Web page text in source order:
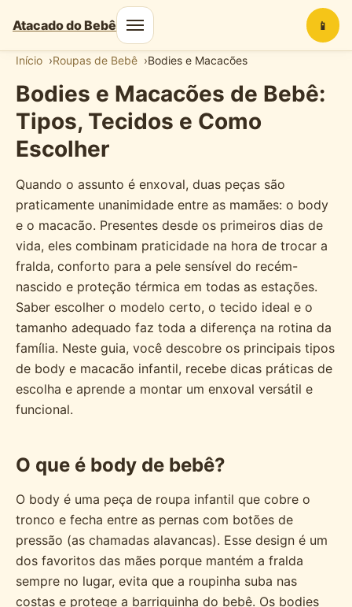
Atacado do Bebê 📱
Início Roupas de Bebê Bodies e Macacões
Bodies e Macacões de Bebê:
Tipos, Tecidos e Como
Escolher
Quando o assunto é enxoval, duas peças são
praticamente unanimidade entre as mamães: o body
e o macacão. Presentes desde os primeiros dias de
vida, eles combinam praticidade na hora de trocar a
fralda, conforto para a pele sensível do recém-
nascido e proteção térmica em todas as estações.
Saber escolher o modelo certo, o tecido ideal e o
tamanho adequado faz toda a diferença na rotina da
família. Neste guia, você descobre os principais tipos
de body e macacão infantil, recebe dicas práticas de
escolha e aprende a montar um enxoval versátil e
funcional.
O que é body de bebê?
O body é uma peça de roupa infantil que cobre o
tronco e fecha entre as pernas com botões de
pressão (as chamadas alavancas). Esse design é um
dos favoritos das mães porque mantém a fralda
sempre no lugar, evita que a roupinha suba nas
costas e protege a barriguinha do bebê. Os bodies